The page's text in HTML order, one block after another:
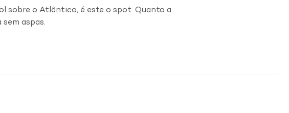
sobre o Atlântico, é este o spot. Quanto a
aspas.